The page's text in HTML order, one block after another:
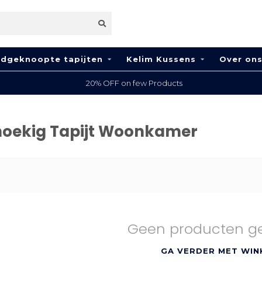
tapijten Kelim Kussens Over ons
20% OFF on few Products
Tapijt Woonkamer
Geen producten
GA VERDER MET